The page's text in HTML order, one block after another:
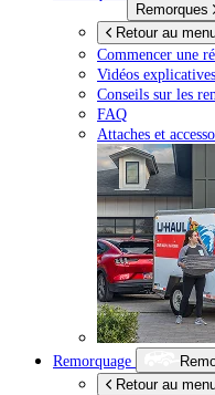
Remorques
Retour au
Commencer une
Vidéos explicatives
Conseils sur les
FAQ
Attaches et
Remorquage
Retour au